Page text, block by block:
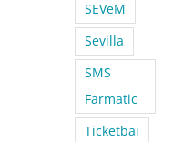
SEVeM
Sevilla
SMS
Farmatic
Ticketbai